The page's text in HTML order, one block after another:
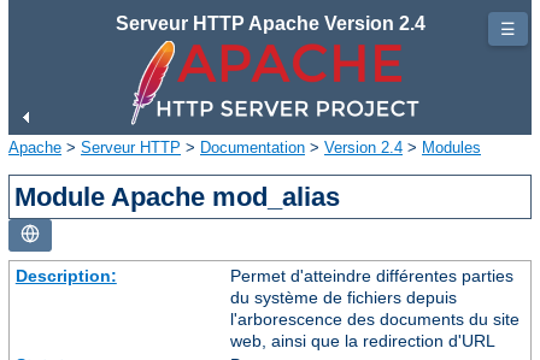
Serveur HTTP Apache Version 2.4
Apache > Serveur HTTP > Documentation > Version 2.4 > Modules
Module Apache mod_alias
Description:
Permet d'atteindre différentes parties
du système de fichiers depuis
l'arborescence des documents du site
web, ainsi que la redirection d'URL
☰